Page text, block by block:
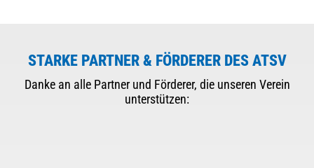
STARKE PARTNER & FÖRDERER DES ATSV
Danke an alle Partner und Förderer, die unseren Verein
unterstützen: